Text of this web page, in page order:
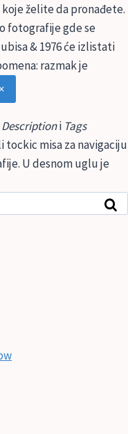
želite da pronađete.
fotografije gde se
& 1976 će izlistati
razmak je
×
Descriptioni Tags
misa za navigaciju
U desnom uglu je